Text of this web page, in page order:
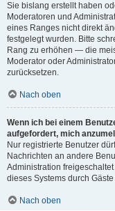
Sie bislang erstellt haben
Moderatoren und
eines Ranges nicht direkt
festgelegt wurden. Bitte
Rang zu erhöhen — die
Moderator oder
zurücksetzen.
Nach oben
Wenn ich bei einem
aufgefordert, mich
Nur registrierte Benutzer
Nachrichten an andere
Administration
dieses Systems durch
Nach oben